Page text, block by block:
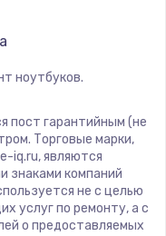
ноутбуков.
пост гарантийным (не
Торговые марки,
iq.ru, являются
знаками компаний
не с целью
услуг по ремонту, а с
о предоставляемых